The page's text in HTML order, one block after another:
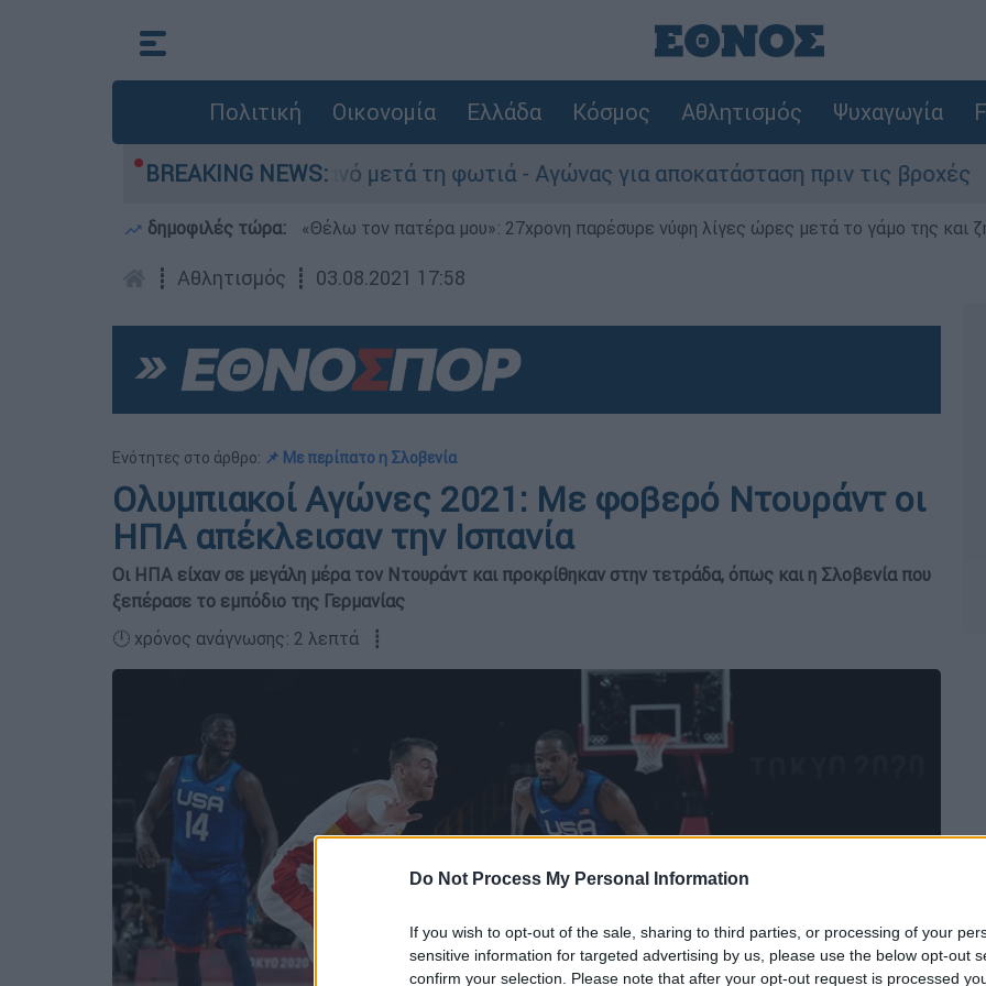
Do Not Process My Personal Information
If you wish to opt-out of the sale, sharing to third parties, or processing of your
sensitive information for targeted advertising by us, please use the below opt-out
confirm your selection. Please note that after your opt-out request is processed
Πολιτική Οικονομία Ελλάδα Κόσμος Αθλητισμός Ψυχαγωγία
BREAKING NEWS:
στο Πόρτο Γερμανό μετά τη φωτιά - Αγώνας για αποκατάσταση πριν τις βροχές
δημοφιλές τώρα: «Θέλω τον πατέρα μου»: 27χρονη παρέσυρε νύφη λίγες ώρες μετά το γάμο της και
┋ Αθλητισμός ┋ 03.08.2021 17:58
Ενότητες στο άρθρο: 📌 Με περίπατο η Σλοβενία
Ολυμπιακοί Αγώνες 2021: Με φοβερό Ντουράντ οι
ΗΠΑ απέκλεισαν την Ισπανία
Οι ΗΠΑ είχαν σε μεγάλη μέρα τον Ντουράντ και προκρίθηκαν στην τετράδα, όπως και η Σλοβενία που
ξεπέρασε το εμπόδιο της Γερμανίας
🕛 χρόνος ανάγνωσης: 2 λεπτά ┋